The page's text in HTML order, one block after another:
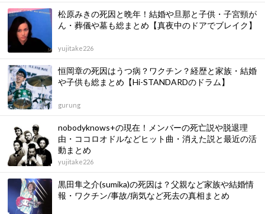
松原みきの死因と晩年！結婚や旦那と子供・子宮頸が
ん・葬儀や墓も総まとめ【真夜中のドアでブレイク】
yujitake226
恒岡章の死因はうつ病？ワクチン？経歴と家族・結婚
や子供も総まとめ【Hi-STANDARDのドラム】
gurung
nobodyknows+の現在！メンバーの死亡説や脱退理
由・ココロオドルなどヒット曲・消えた説と最近の活
動まとめ
yujitake226
黒田隼之介(sumika)の死因は？父親など家族や結婚情
報・ワクチン/事故/病気など死去の真相まとめ